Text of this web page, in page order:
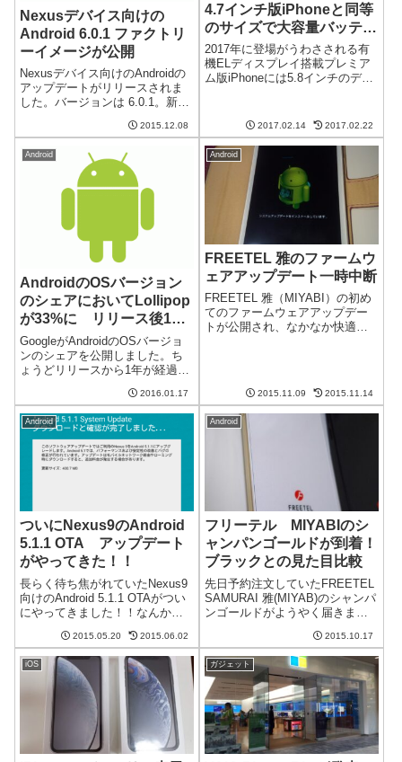
Nexusデバイス向けの
Android 6.0.1 ファクトリ
ーイメージが公開
Nexusデバイス向けのAndroidの
アップデートがリリースされま
した。バージョンは 6.0.1。新し
ようです。アップデートが公開
Android 6.0.1のアップデートが
2015.12.08
4.7インチ版iPhoneと同等
のサイズで大容量バッテリ
ー搭載？
2017年に登場がうわさされる有
機ELディスプレイ搭載プレミア
ム版iPhoneには5.8インチのディ
サイズはiPhone 7等の4.7インチ
版iPhoneと同等になるとか。さ
らにバッテ...
2017.02.14 2017.02.22
Android
AndroidのOSバージョン
のシェアにおいてLollipop
が33%に リリース後1年
での達成
GoogleがAndroidのOSバージョ
ンのシェアを公開しました。ち
ょうどリリースから1年が経過し
アが33%に達したそうです。
Android 5.0/5.1 Lollipopが普及...
2016.01.17
Android
FREETEL 雅のファームウ
ェアアップデート一時中断
FREETEL 雅（MIYABI）の初め
てのファームウェアアップデー
トが公開され、なかなか快適に
テナンスで1週間程度の中断
FRE...
2015.11.09 2015.11.14
Android
ついにNexus9のAndroid
5.1.1 OTA アップデート
がやってきた！！
長らく待ち焦がれていたNexus9
向けのAndroid 5.1.1 OTAがつい
にやってきました！！なんかや
ら朝起きてNexus9でネットを見
ていたらやたらと重いなと思っ
てふとアップデートを確認する
と「An...
2015.05.20 2015.06.02
Android
フリーテル MIYABIのシ
ャンパンゴールドが到着！
ブラックとの見た目比較
先日予約注文していたFREETEL
SAMURAI 雅(MIYAB)のシャンパ
ンゴールドがようやく届きまし
いつ届くかと思っていました
が、意外と早くついてよかった
です。ブラックとシャンパンゴ
ールドの比較正面から見る...
2015.10.17
iOS ガジェット